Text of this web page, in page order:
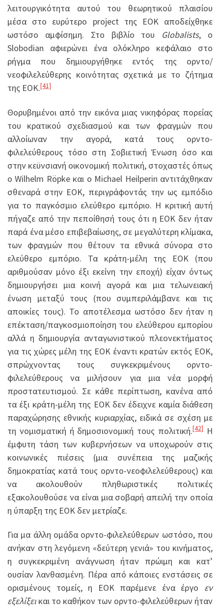
λειτουργικότητα αυτού του θεωρητικού πλαισίου
μέσα στο ευρύτερο project της ΕΟΚ αποδείχθηκε
ωστόσο αμφίσημη. Στο βιβλίο του Globalists, ο
Slobodian αφιερώνει ένα ολόκληρο κεφάλαιο στο
ρήγμα που δημιουργήθηκε εντός της ορντο/
νεοφιλελεύθερης κοινότητας σχετικά με το ζήτημα
της ΕΟΚ.[41]
Θορυβημένοι από την εικόνα μιας νικηφόρας πορείας
του κρατικού σχεδιασμού και των φραγμών που
αλλοίωναν την αγορά, κατά τους ορντο-
φιλελεύθερους τόσο στη Σοβιετική Ένωση όσο και
στην κεϋνσιανή οικονομική πολιτική, στοχαστές όπως
ο Wilhelm Röpke και ο Michael Heilperin αντιτάχθηκαν
σθεναρά στην ΕΟΚ, περιγράφοντάς την ως εμπόδιο
για το παγκόσμιο ελεύθερο εμπόριο. Η κριτική αυτή
πήγαζε από την πεποίθησή τους ότι η ΕΟΚ δεν ήταν
παρά ένα μέσο επιβεβαίωσης, σε μεγαλύτερη κλίμακα,
των φραγμών που θέτουν τα εθνικά σύνορα στο
ελεύθερο εμπόριο. Τα κράτη-μέλη της ΕΟΚ (που
αριθμούσαν μόνο έξι εκείνη την εποχή) είχαν όντως
δημιουργήσει μια κοινή αγορά και μια τελωνειακή
ένωση μεταξύ τους (που συμπεριλάμβανε και τις
αποικίες τους). Το αποτέλεσμα ωστόσο δεν ήταν η
επέκταση/παγκοσμιοποίηση του ελεύθερου εμπορίου
αλλά η δημιουργία ανταγωνιστικού πλεονεκτήματος
για τις χώρες μέλη της ΕΟΚ έναντι κρατών εκτός ΕΟΚ,
σπρώχνοντας τους συγκεκριμένους ορντο-
φιλελεύθερους να μιλήσουν για μια νέα μορφή
προστατευτισμού. Σε κάθε περίπτωση, κανένα από
τα έξι κράτη-μέλη της ΕΟΚ δεν έδειχνε καμία διάθεση
παραχώρησης εθνικής κυριαρχίας, ειδικά σε σχέση με
τη νομισματική ή δημοσιονομική τους πολιτική.[42]Η
έμφυτη τάση των κυβερνήσεων να υποχωρούν στις
κοινωνικές πιέσεις (μια συνέπεια της μαζικής
δημοκρατίας κατά τους ορντο-νεοφιλελεύθερους) και
να ακολουθούν πληθωριστικές πολιτικές
εξακολουθούσε να είναι μια σοβαρή απειλή την οποία
η ύπαρξη της ΕΟΚ δεν μετρίαζε.
Για μα άλλη ομάδα ορντο-φιλελεύθερων ωστόσο, που
ανήκαν στη λεγόμενη «δεύτερη γενιά» του κινήματος,
η συγκεκριμένη ανάγνωση ήταν πρώιμη και κατ’
ουσίαν λανθασμένη. Πέρα από κάποιες ενστάσεις σε
ορισμένους τομείς, η ΕΟΚ παρέμενε ένα έργο εν
εξελίξει και το καθήκον των ορντο-φιλελεύθερων ήταν